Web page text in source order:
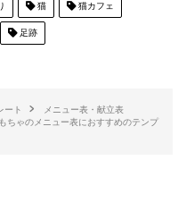
猫 猫カフェ
足跡
ート
メニュー表・献立表
ちゃのメニュー表におすすめのテンプ